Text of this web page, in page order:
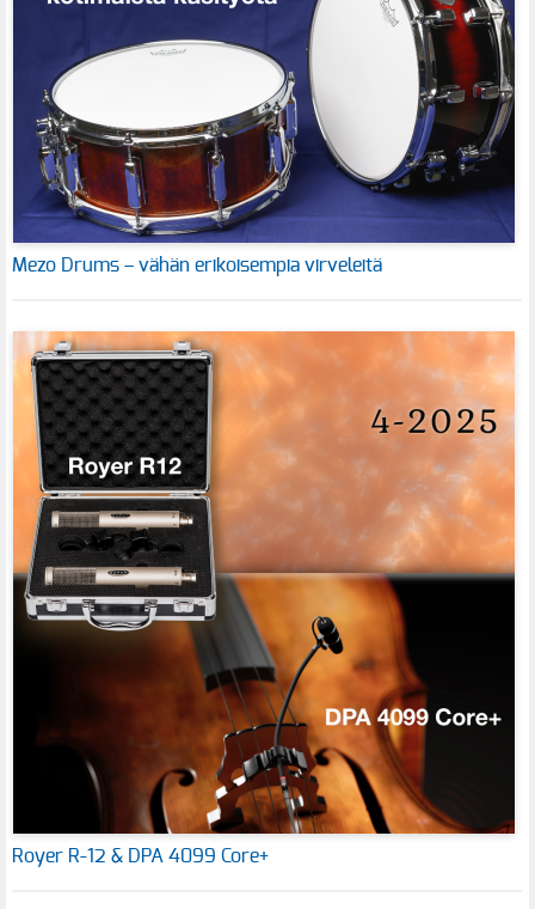
Mezo Drums – vähän erikoisempia virveleitä
Royer R-12 & DPA 4099 Core+